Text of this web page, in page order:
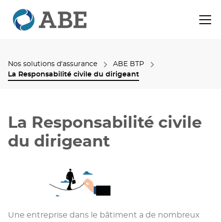
Nos solutions d'assurance
ABE BTP
La Responsabilité civile du dirigeant
La Responsabilité civile
du dirigeant
Une entreprise dans le bâtiment a de nombreux